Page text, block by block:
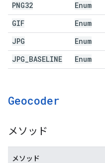
PNG32 Enum
GIF Enum
JPG Enum
JPG BASELINE Enum
Geocoder
メソッド
メソッド